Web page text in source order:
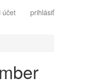
účet prihlásiť